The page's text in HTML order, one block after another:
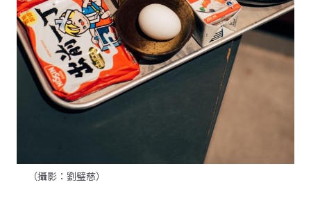
（攝影：劉璧慈）